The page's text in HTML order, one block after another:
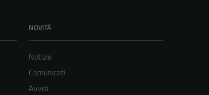
NOVITÀ
Notizie
Comunicati
Avvisi